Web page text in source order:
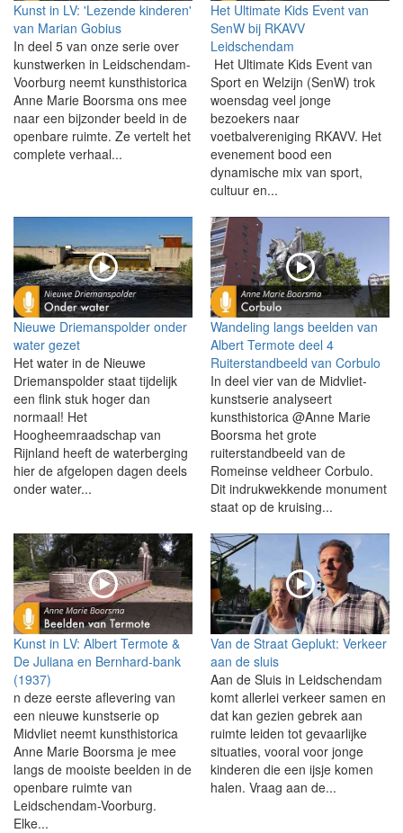
Kunst in LV: 'Lezende kinderen'
van Marian Gobius
In deel 5 van onze serie over
kunstwerken in Leidschendam-
Voorburg neemt kunsthistorica
Anne Marie Boorsma ons mee
naar een bijzonder beeld in de
openbare ruimte. Ze vertelt het
complete verhaal...
Het Ultimate Kids Event van
SenW bij RKAVV
Leidschendam
Het Ultimate Kids Event van
Sport en Welzijn (SenW) trok
woensdag veel jonge
bezoekers naar
voetbalvereniging RKAVV. Het
evenement bood een
dynamische mix van sport,
cultuur en...
Nieuwe Driemanspolder onder
water gezet
Het water in de Nieuwe
Driemanspolder staat tijdelijk
een flink stuk hoger dan
normaal! Het
Hoogheemraadschap van
Rijnland heeft de waterberging
hier de afgelopen dagen deels
onder water...
Wandeling langs beelden van
Albert Termote deel 4
Ruiterstandbeeld van Corbulo
In deel vier van de Midvliet-
kunstserie analyseert
kunsthistorica @Anne Marie
Boorsma het grote
ruiterstandbeeld van de
Romeinse veldheer Corbulo.
Dit indrukwekkende monument
staat op de kruising...
Kunst in LV: Albert Termote &
De Juliana en Bernhard-bank
(1937)
n deze eerste aflevering van
een nieuwe kunstserie op
Midvliet neemt kunsthistorica
Anne Marie Boorsma je mee
langs de mooiste beelden in de
openbare ruimte van
Leidschendam-Voorburg.
Elke...
Van de Straat Geplukt: Verkeer
aan de sluis
Aan de Sluis in Leidschendam
komt allerlei verkeer samen en
dat kan gezien gebrek aan
ruimte leiden tot gevaarlijke
situaties, vooral voor jonge
kinderen die een ijsje komen
halen. Vraag aan de...